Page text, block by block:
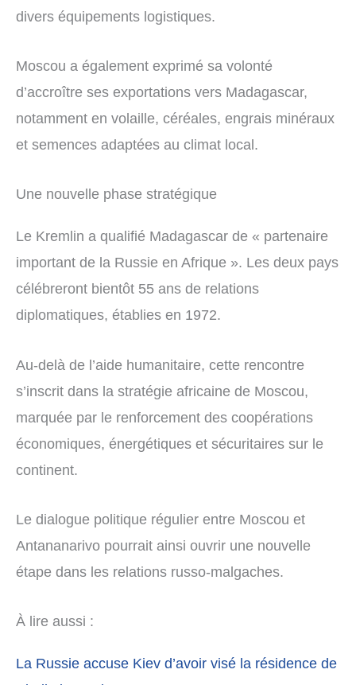
divers équipements logistiques.
Moscou a également exprimé sa volonté
d’accroître ses exportations vers Madagascar,
notamment en volaille, céréales, engrais minéraux
et semences adaptées au climat local.
Une nouvelle phase stratégique
Le Kremlin a qualifié Madagascar de « partenaire
important de la Russie en Afrique ». Les deux pays
célébreront bientôt 55 ans de relations
diplomatiques, établies en 1972.
Au-delà de l’aide humanitaire, cette rencontre
s’inscrit dans la stratégie africaine de Moscou,
marquée par le renforcement des coopérations
économiques, énergétiques et sécuritaires sur le
continent.
Le dialogue politique régulier entre Moscou et
Antananarivo pourrait ainsi ouvrir une nouvelle
étape dans les relations russo-malgaches.
À lire aussi :
La Russie accuse Kiev d’avoir visé la résidence de